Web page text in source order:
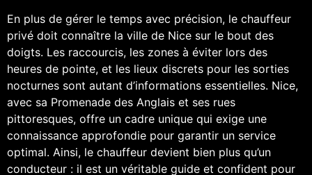
En plus de gérer le temps avec précision, le chauffeur
privé doit connaître la ville de Nice sur le bout des
doigts. Les raccourcis, les zones à éviter lors des
heures de pointe, et les lieux discrets pour les sorties
nocturnes sont autant d’informations essentielles. Nice,
avec sa Promenade des Anglais et ses rues
pittoresques, offre un cadre unique qui exige une
connaissance approfondie pour garantir un service
optimal. Ainsi, le chauffeur devient bien plus qu’un
conducteur : il est un véritable guide et confident pour